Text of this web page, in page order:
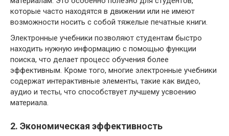
которые часто находятся в движении или не имеют
возможности носить с собой тяжелые печатные книги.
Электронные учебники позволяют студентам быстро
находить нужную информацию с помощью функции
поиска, что делает процесс обучения более
эффективным. Кроме того, многие электронные учебники
содержат интерактивные элементы, такие как видео,
аудио и тесты, что способствует лучшему усвоению
материала.
2. Экономическая эффективность